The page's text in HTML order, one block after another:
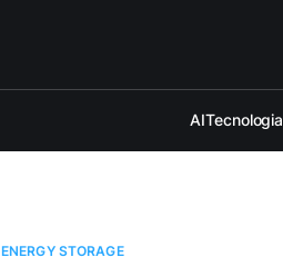
AITecnologia
ENERGY STORAGE